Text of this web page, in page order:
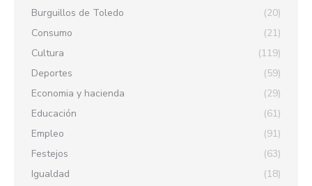
Burguillos de Toledo
(20)
Consumo
(21)
Cultura
(119)
Deportes
(59)
Economia y hacienda
(29)
Educación
(61)
Empleo
(91)
Festejos
(63)
Igualdad
(18)